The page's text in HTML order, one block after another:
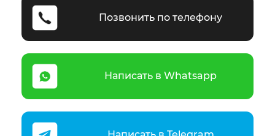
Позвонить по телефону
Написать в Whatsapp